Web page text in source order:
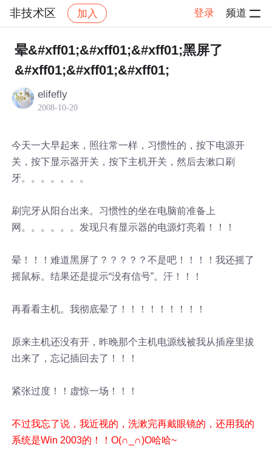
非技术区 加入 登录 频道
社区 非技术区 帖子详情
晕&#xff01;&#xff01;&#xff01;黑屏了
&#xff01;&#xff01;&#xff01;
elifefly
2008-10-20
今天一大早起来，照往常一样，习惯性的，按下电源开
关，按下显示器开关，按下主机开关，然后去漱口刷
牙。。。。。。。
刷完牙从阳台出来。习惯性的坐在电脑前准备上
网。。。。。。发现只有显示器的电源灯亮着！！！
晕！！！难道黑屏了？？？？？不是吧！！！！我还摇了
摇鼠标。结果还是提示“没有信号”。汗！！！
再看看主机。我彻底晕了！！！！！！！！！
原来主机还没有开，昨晚那个主机电源线被我从插座里拔
出来了，忘记插回去了！！！
紧张过度！！虚惊一场！！！
不过我忘了说，我近视的，洗漱完再戴眼镜的，还用我的
系统是Win 2003的！！O(∩_∩)O哈哈~